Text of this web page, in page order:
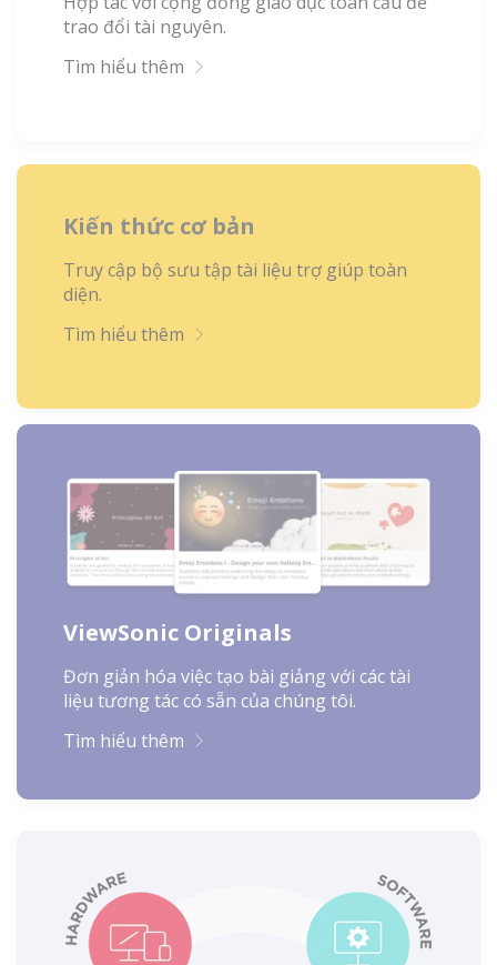
trao đổi tài nguyên.
Tìm hiểu thêm
Kiến thức cơ bản
Truy cập bộ sưu tập tài liệu trợ giúp toàn
diện.
Tìm hiểu thêm
ViewSonic Originals
Đơn giản hóa việc tạo bài giảng với các tài
liệu tương tác có sẵn của chúng tôi.
Tìm hiểu thêm